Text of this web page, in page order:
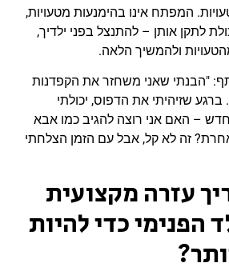
המפתח אינו בהימנעות מטעויות,
לתקן אותן – להתנצל בפני ילדיך,
ולהמשיך הלאה.
"הבנתי שאני משחזר את הקפדנות
ברגע שזיהיתי את הדפוס, יכולתי
– האם אני רוצה להגיב כמו אבא
זה לא קל, אבל עם הזמן הצלחתי
עזרה מקצועית
הפנימי כדי להיות